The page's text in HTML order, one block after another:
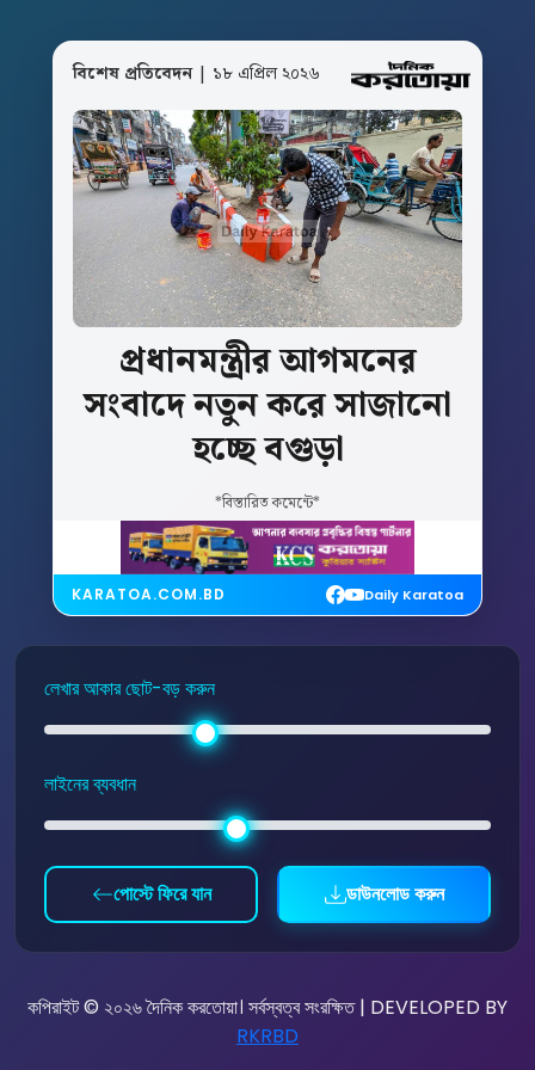
বিশেষ প্রতিবেদন| ১৮ এপ্রিল ২০২৬
প্রধানমন্ত্রীরআগমনের
সংবাদেনতুনকরেসাজানো
হচ্ছেবগুড়া
*বিস্তারিত কমেন্টে*
KARATOA.COM.BD Daily Karatoa
লেখার আকার ছোট-বড় করুন
লাইনের ব্যবধান
পোস্টে ফিরে যান ডাউনলোড করুন
কপিরাইট © ২০২৬ দৈনিক করতোয়া। সর্বস্বত্ব সংরক্ষিত | DEVELOPED BY
RKRBD